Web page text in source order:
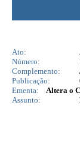
Ato:
Número:
Complemento:
Publicação:
Ementa:
Altera o
Assunto: